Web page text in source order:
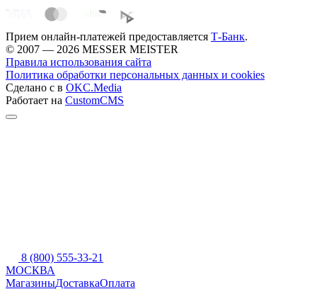
Прием онлайн-платежей предоставляется Т-Банк.
© 2007 — 2026 MESSER MEISTER
Правила использования сайта
Политика обработки персональных данных и cookies
Сделано с в OKC.Media
Работает на CustomCMS
8 (800) 555-33-21
МОСКВА
МагазиныДоставкаОплата